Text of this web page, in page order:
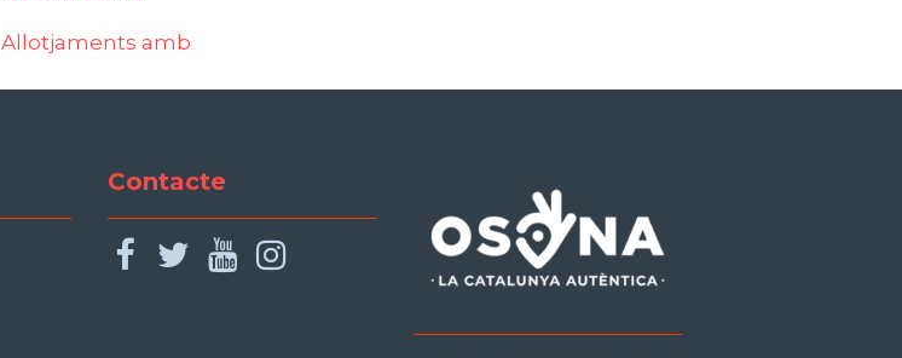
Allotjaments amb
Contacte
facebook
twitteryoutube
instagram